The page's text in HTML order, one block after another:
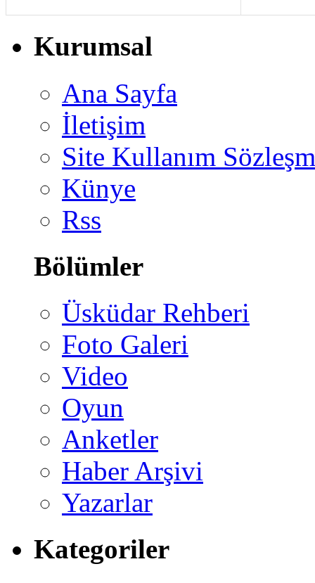
Kurumsal
Ana Sayfa
İletişim
Site Kullanım
Künye
Rss
Bölümler
Üsküdar Rehberi
Foto Galeri
Video
Oyun
Anketler
Haber Arşivi
Yazarlar
Kategoriler